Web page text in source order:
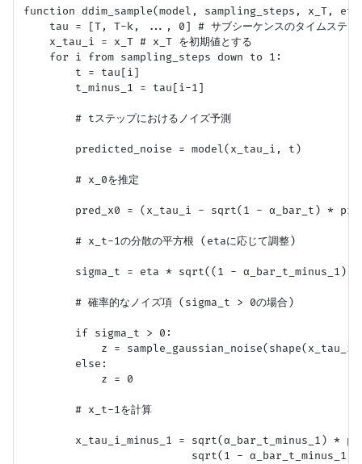
function ddim_sample(model, sampling_steps, x_T,
tau = [T, T-k, ..., 0] # サブシーケンスのタイムステッ
    x_tau_i = x_T # x_T を初期値とする
    for i from sampling_steps down to 1:
        t = tau[i]
        t_minus_1 = tau[i-1]
        # tステップにおけるノイズ予測
        predicted_noise = model(x_tau_i, t)
        # x_0を推定
pred_x0 = (x_tau_i - sqrt(1 - α_bar_t) *
        # x_t-1の分散の平方根 (etaに応じて調整)
sigma_t = eta * sqrt((1 - α_bar_t_minus_1)
        # 確率的なノイズ項 (sigma_t > 0の場合)
        if sigma_t > 0:
z =
        else:
            z = 0
        # x_t-1を計算
x_tau_i_minus_1 = sqrt(α_bar_t_minus_1) *
sqrt(1 - α_bar_t_minus_1